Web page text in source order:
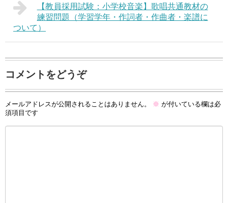
【教員採用試験：小学校音楽】歌唱共通教材の
練習問題（学習学年・作詞者・作曲者・楽譜に
ついて）
コメントをどうぞ
メールアドレスが公開されることはありません。 ※ が付いている欄は必
須項目です